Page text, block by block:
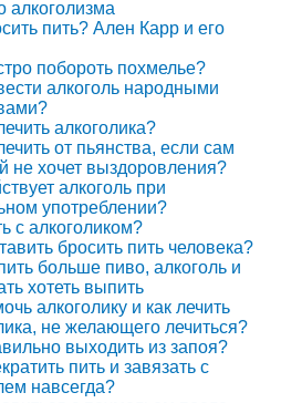
алкоголизма
пить? Ален Карр и его
побороть похмелье?
алкоголь народными
алкоголика?
от пьянства, если сам
не хочет выздоровления?
алкоголь при
употреблении?
с алкоголиком?
бросить пить человека?
больше пиво, алкоголь и
хотеть выпить
алкоголику и как лечить
не желающего лечиться?
выходить из запоя?
пить и завязать с
навсегда?